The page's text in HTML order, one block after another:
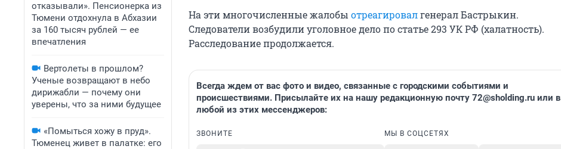
отказывали». Пенсионерка из
Тюмени отдохнула в Абхазии
за 160 тысяч рублей — ее
впечатления
Вертолеты в прошлом?
Ученые возвращают в небо
дирижабли — почему они
уверены, что за ними будущее
«Помыться хожу в пруд».
Тюменец живет в палатке: его
На эти многочисленные жалобы отреагировалгенерал Бастрыкин.
Следователи возбудили уголовное дело по статье 293 УК РФ (халатность).
Расследование продолжается.
Всегда ждем от вас фото и видео, связанные с городскими событиями и
происшествиями. Присылайте их на нашу редакционную почту 72@sholding.ru или в
любой из этих мессенджеров:
ЗВОНИТЕ МЫ В СОЦСЕТЯХ